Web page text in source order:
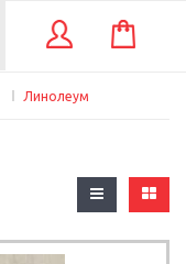
КОРЗИНА
Линолеум